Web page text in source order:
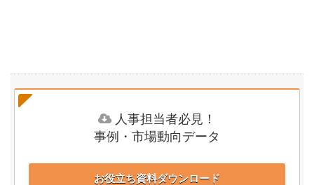
人事担当者必見！
事例・市場動向データ
お役立ち資料ダウンロード